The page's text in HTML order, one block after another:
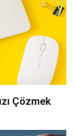
Çözmek